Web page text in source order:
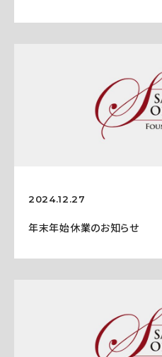
2024.12.27
年末年始休業のお知らせ